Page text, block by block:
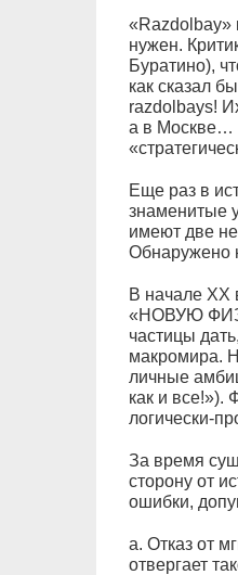
«Razdolbay»
нужен.
Буратино),
как сказал
razdolbays!
а в Москве…
Еще раз в
знаменитые
имеют две
Обнаружено
В начале ХХ
«НОВУЮ
частицы
макромира.
личные
как и все!»).
логически-
За время
сторону от
ошибки,
a. Отказ от
отвергает